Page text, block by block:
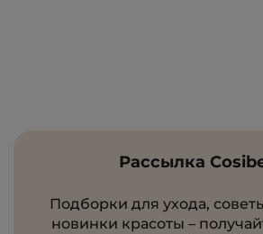
Рассылка
Подборки для ухода,
новинки красоты –